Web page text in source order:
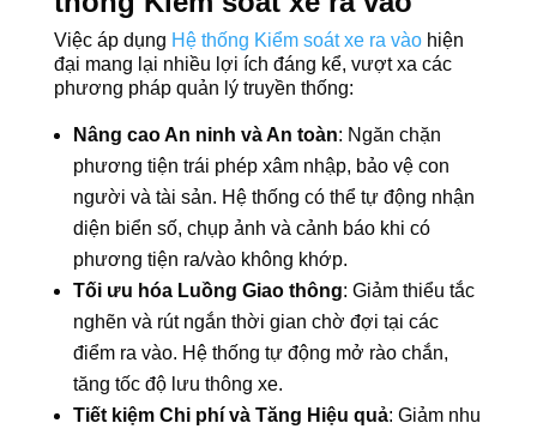
Việc áp dụng Hệ thống Kiểm soát xe ra vàohiện
đại mang lại nhiều lợi ích đáng kể, vượt xa các
phương pháp quản lý truyền thống:
Nâng cao An ninh và An toàn: Ngăn chặn
phương tiện trái phép xâm nhập, bảo vệ con
người và tài sản. Hệ thống có thể tự động nhận
diện biển số, chụp ảnh và cảnh báo khi có
phương tiện ra/vào không khớp.
Tối ưu hóa Luồng Giao thông: Giảm thiểu tắc
nghẽn và rút ngắn thời gian chờ đợi tại các
điểm ra vào. Hệ thống tự động mở rào chắn,
tăng tốc độ lưu thông xe.
Tiết kiệm Chi phí và Tăng Hiệu quả: Giảm nhu